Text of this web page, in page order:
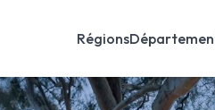
Régions